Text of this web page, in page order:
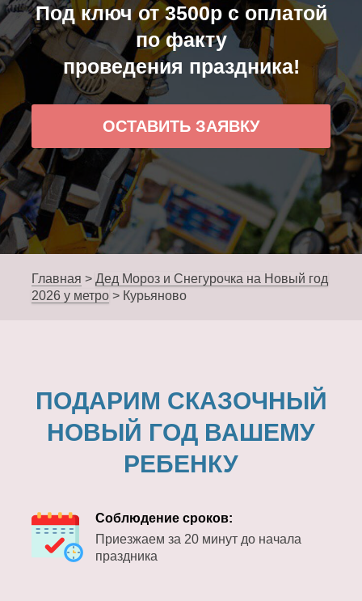
Под ключ от 3500р с оплатой
по факту
проведения праздника!
ОСТАВИТЬ ЗАЯВКУ
Главная > Дед Мороз и Снегурочка на Новый год
2026 у метро > Курьяново
ПОДАРИМ СКАЗОЧНЫЙ
НОВЫЙ ГОД ВАШЕМУ
РЕБЕНКУ
Соблюдение сроков:
Приезжаем за 20 минут до начала
праздника